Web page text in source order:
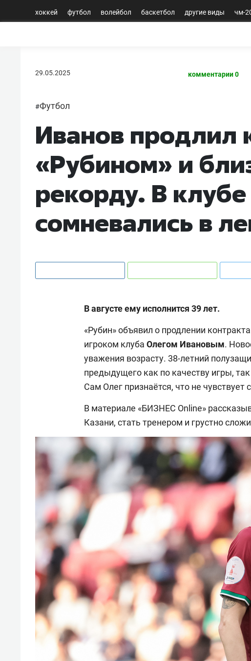
хоккей футбол волейбол баскетбол другие виды чм-
29.05.2025 комментарии 0
#Футбол
Иванов продлил
«Рубином» и
рекорду. В
сомневались в
В августе ему исполнится 39 лет.
«Рубин» объявил о продлении
игроком клуба Олегом Ивановым.
уважения возрасту. 38-летний
предыдущего как по качеству игры,
Сам Олег признаётся, что не чувствует
В материале «БИЗНЕС Online»
Казани, стать тренером и грустно